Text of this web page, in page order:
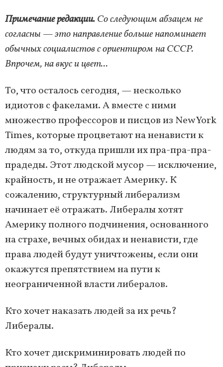
Примечание редакции.Со следующим абзацем не
согласны — это направление больше напоминает
обычных социалистов с ориентиром на СССР.
Впрочем, на вкус и цвет...
То, что осталось сегодня, — несколько
идиотов с факелами. А вместе с ними
множество профессоров и писцов из New York
Times, которые процветают на ненависти к
людям за то, откуда пришли их пра-пра-пра-
прадеды. Этот людской мусор — исключение,
крайность, и не отражает Америку. К
сожалению, структурный либерализм
начинает её отражать. Либералы хотят
Америку полного подчинения, основанного
на страхе, вечных обидах и ненависти, где
права людей будут уничтожены, если они
окажутся препятствием на пути к
неограниченной власти либералов.
Кто хочет наказать людей за их речь?
Либералы.
Кто хочет дискриминировать людей по